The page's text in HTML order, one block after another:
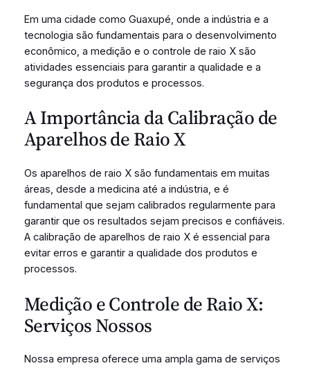
Em uma cidade como Guaxupé, onde a indústria e a
tecnologia são fundamentais para o desenvolvimento
econômico, a medição e o controle de raio X são
atividades essenciais para garantir a qualidade e a
segurança dos produtos e processos.
A Importância da Calibração de
Aparelhos de Raio X
Os aparelhos de raio X são fundamentais em muitas
áreas, desde a medicina até a indústria, e é
fundamental que sejam calibrados regularmente para
garantir que os resultados sejam precisos e confiáveis.
A calibração de aparelhos de raio X é essencial para
evitar erros e garantir a qualidade dos produtos e
processos.
Medição e Controle de Raio X:
Serviços Nossos
Nossa empresa oferece uma ampla gama de serviços